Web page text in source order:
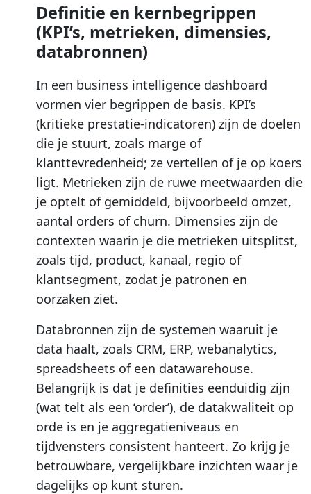
Definitie en kernbegrippen
(KPI’s, metrieken, dimensies,
databronnen)
In een business intelligence dashboard
vormen vier begrippen de basis. KPI’s
(kritieke prestatie-indicatoren) zijn de doelen
die je stuurt, zoals marge of
klanttevredenheid; ze vertellen of je op koers
ligt. Metrieken zijn de ruwe meetwaarden die
je optelt of gemiddeld, bijvoorbeeld omzet,
aantal orders of churn. Dimensies zijn de
contexten waarin je die metrieken uitsplitst,
zoals tijd, product, kanaal, regio of
klantsegment, zodat je patronen en
oorzaken ziet.
Databronnen zijn de systemen waaruit je
data haalt, zoals CRM, ERP, webanalytics,
spreadsheets of een datawarehouse.
Belangrijk is dat je definities eenduidig zijn
(wat telt als een ‘order’), de datakwaliteit op
orde is en je aggregatieniveaus en
tijdvensters consistent hanteert. Zo krijg je
betrouwbare, vergelijkbare inzichten waar je
dagelijks op kunt sturen.